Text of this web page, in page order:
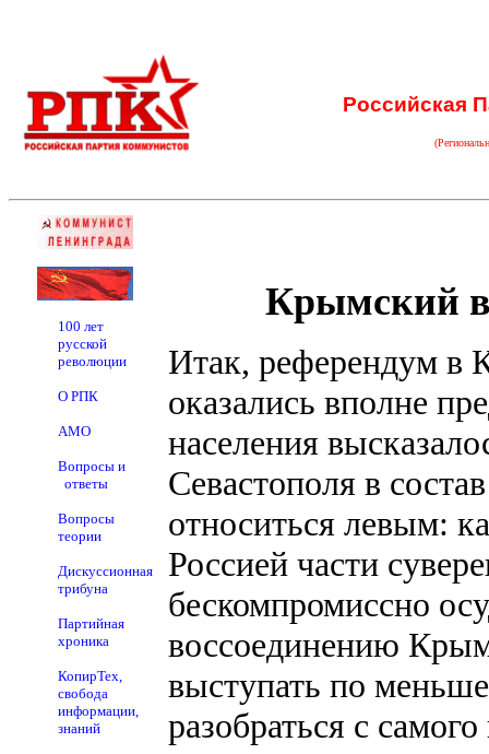
Российская
100 лет
русской
революции
О РПК
АМО
Вопросы и
ответы
Вопросы
теории
Дискуссионная
трибуна
Партийная
хроника
КопирТех,
свобода
информации,
знаний
Крымский
Итак, референдум в
оказались вполне
населения
Севастополя в
относиться левым:
Россией части
бескомпромиссно
воссоединению
выступать по
разобраться с самого